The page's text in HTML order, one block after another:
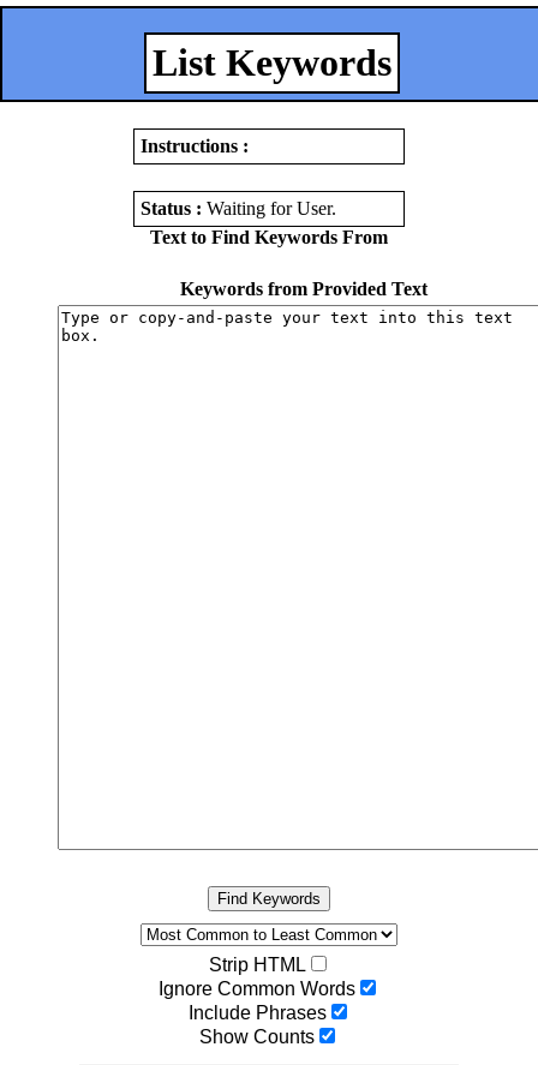
List Keywords
Instructions :
Status : Waiting for User.
Text to Find Keywords From
Keywords from Provided Text
Find Keywords
Strip HTML
Ignore Common Words
Include Phrases
Show Counts